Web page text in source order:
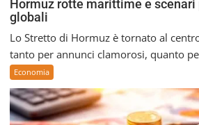
Hormuz rotte marittime e scenari
globali
Lo Stretto di Hormuz è tornato al
tanto per annunci clamorosi, quanto
Economia